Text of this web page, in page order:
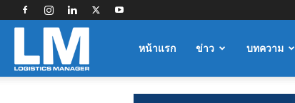
Logisticsหน้าแรก ข่าว บทความ